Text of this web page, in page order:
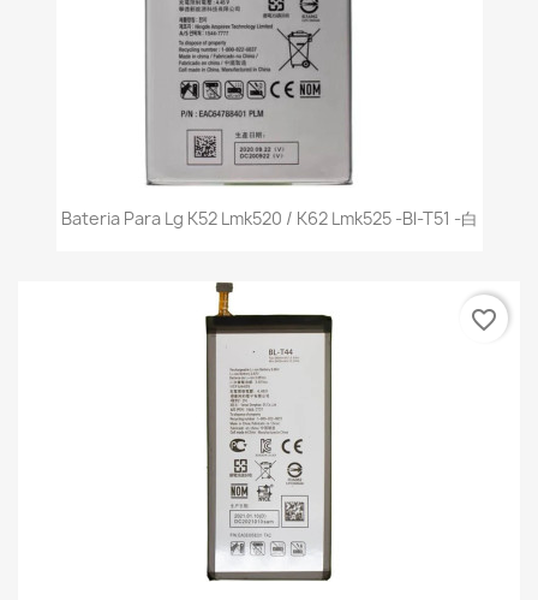
Bateria Para Lg K52 Lmk520 / K62 Lmk525 -Bl-T51 -白
favorite_border